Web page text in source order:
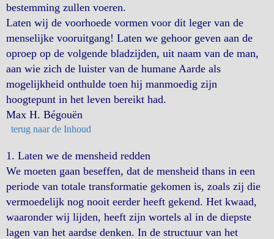
bestemming zullen voeren.
Laten wij de voorhoede vormen voor dit leger van de
menselijke vooruitgang! Laten we gehoor geven aan de
oproep op de volgende bladzijden, uit naam van de man,
aan wie zich de luister van de humane Aarde als
mogelijkheid onthulde toen hij manmoedig zijn
hoogtepunt in het leven bereikt had.
Max H. Bégouën
terug naar de Inhoud
1. Laten we de mensheid redden
We moeten gaan beseffen, dat de mensheid thans in een
periode van totale transformatie gekomen is, zoals zij die
vermoedelijk nog nooit eerder heeft gekend. Het kwaad,
waaronder wij lijden, heeft zijn wortels al in de diepste
lagen van het aardse denken. In de structuur van het